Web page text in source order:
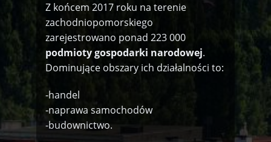
Z końcem 2017 roku na terenie
zachodniopomorskiego
zarejestrowano ponad 223 000
podmioty gospodarki narodowej.
Dominujące obszary ich działalności to:
-handel
-naprawa samochodów
-budownictwo.